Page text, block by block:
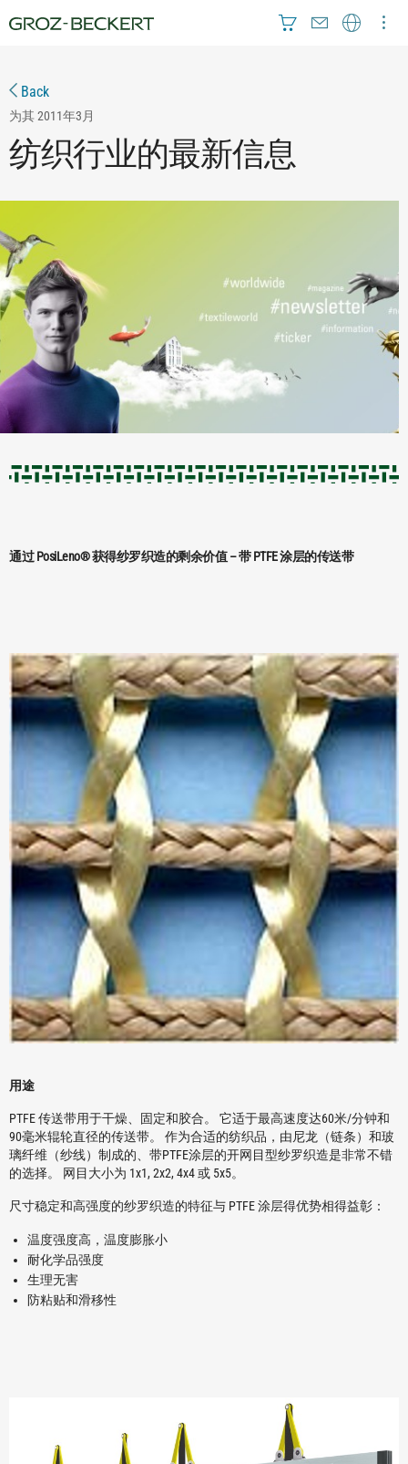
Back
为其2011年3月
纺织行业的最新信息
通过 PosiLeno® 获得纱罗织造的剩余价值 – 带 PTFE 涂层的传送带
用途
PTFE 传送带用于干燥、固定和胶合。 它适于最高速度达60米/分钟和
90毫米辊轮直径的传送带。 作为合适的纺织品，由尼龙（链条）和玻
璃纤维（纱线）制成的、带PTFE涂层的开网目型纱罗织造是非常不错
的选择。 网目大小为 1x1, 2x2, 4x4 或 5x5。
尺寸稳定和高强度的纱罗织造的特征与 PTFE 涂层得优势相得益彰：
温度强度高，温度膨胀小
耐化学品强度
生理无害
防粘贴和滑移性